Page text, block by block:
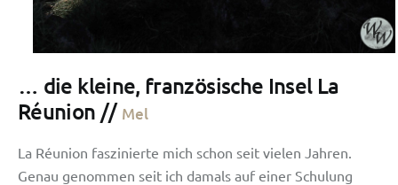
… die kleine, französische Insel La
Réunion // Mel
La Réunion faszinierte mich schon seit vielen Jahren.
Genau genommen seit ich damals auf einer Schulung